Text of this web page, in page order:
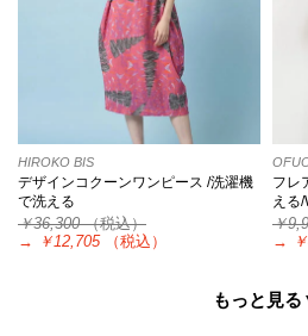
HIROKO BIS
デザインコクーンワンピース /洗濯機
で洗える
￥36,300（税込）
→
￥12,705 （税込）
フレ
える
￥
→
もっと見